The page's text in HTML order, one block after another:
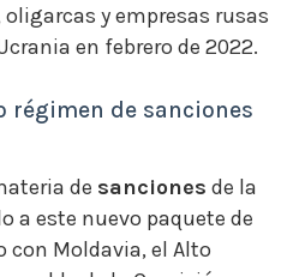
y empresas rusas
en febrero de 2022.
régimen de sanciones
de sanciones de la
a este nuevo paquete de
con Moldavia, el Alto